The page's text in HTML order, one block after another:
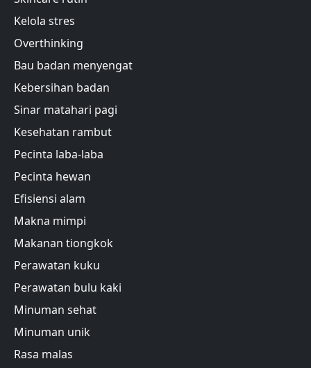
Kelola stres
Overthinking
Bau badan menyengat
Kebersihan badan
Sinar matahari pagi
Kesehatan rambut
Pecinta laba-laba
Pecinta hewan
Efisiensi alam
Makna mimpi
Makanan tiongkok
Perawatan kuku
Perawatan bulu kaki
Minuman sehat
Minuman unik
Rasa malas